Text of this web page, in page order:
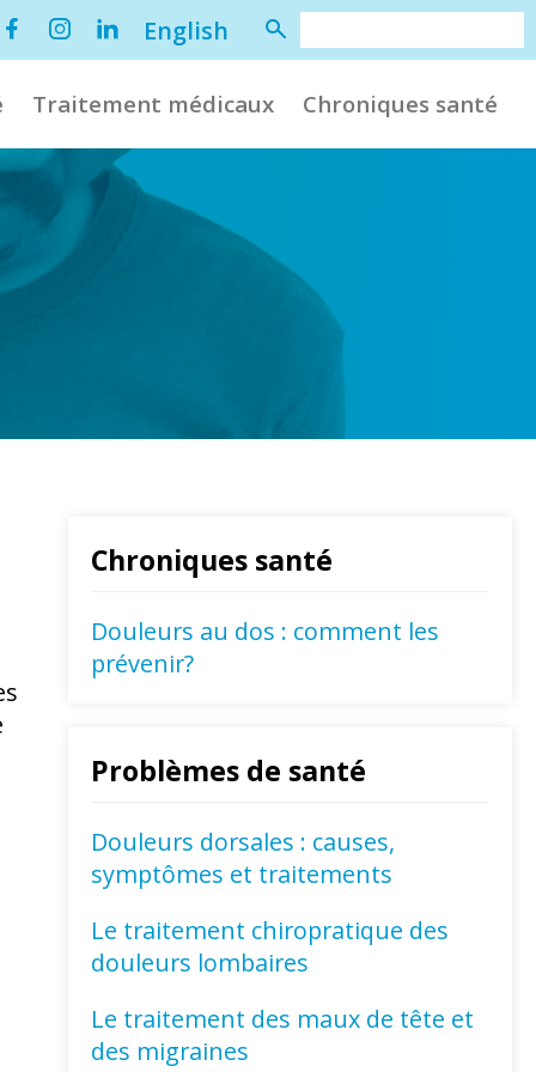
English
Traitement médicaux Chroniques santé
Chroniques santé
Douleurs au dos : comment les
prévenir?
Problèmes de santé
Douleurs dorsales : causes,
symptômes et traitements
Le traitement chiropratique des
douleurs lombaires
Le traitement des maux de tête et
des migraines